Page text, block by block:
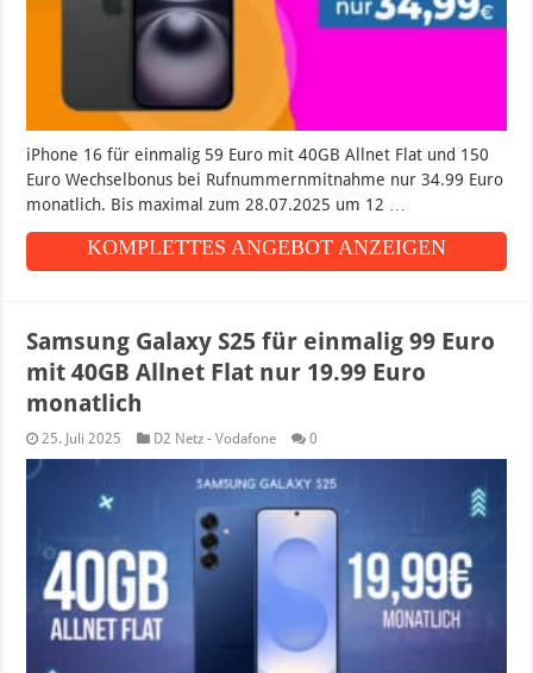
iPhone 16 für einmalig 59 Euro mit 40GB Allnet Flat und 150
Euro Wechselbonus bei Rufnummernmitnahme nur 34.99 Euro
monatlich. Bis maximal zum 28.07.2025 um 12 …
KOMPLETTES ANGEBOT ANZEIGEN
Samsung Galaxy S25 für einmalig 99 Euro
mit 40GB Allnet Flat nur 19.99 Euro
monatlich
25. Juli 2025 D2 Netz - Vodafone 0